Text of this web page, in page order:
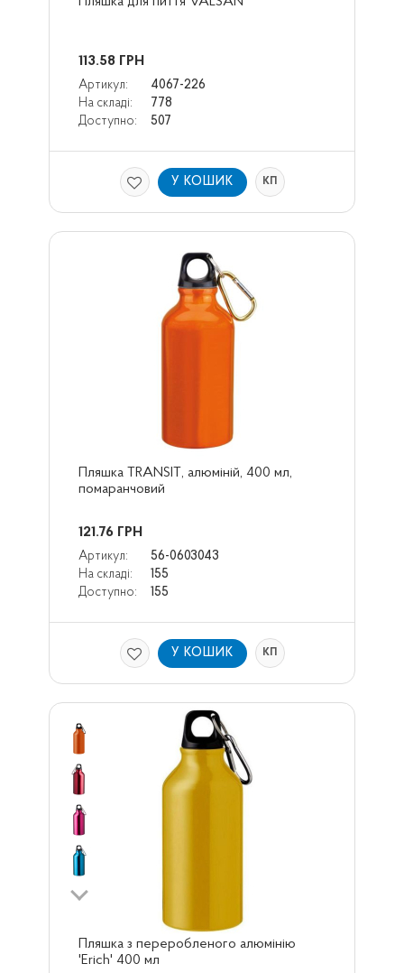
113.58 ГРН
Артикул:
4067-226
На складі:
778
Доступно:
507
У КОШИК КП
Пляшка TRANSIT, алюміній, 400 мл,
помаранчовий
121.76 ГРН
Артикул:
56-0603043
На складі:
155
Доступно:
155
У КОШИК КП
Пляшка з переробленого алюмінію
'Erich' 400 мл